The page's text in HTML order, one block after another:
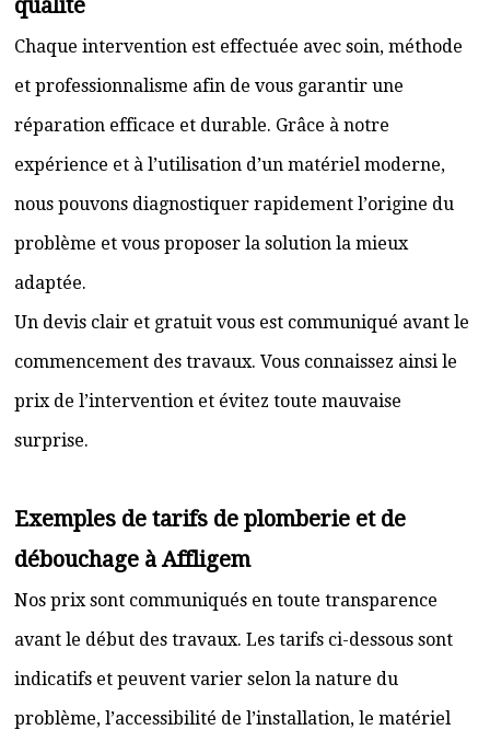
qualité
Chaque intervention est effectuée avec soin, méthode
et professionnalisme afin de vous garantir une
réparation efficace et durable. Grâce à notre
expérience et à l’utilisation d’un matériel moderne,
nous pouvons diagnostiquer rapidement l’origine du
problème et vous proposer la solution la mieux
adaptée.
Un devis clair et gratuit vous est communiqué avant le
commencement des travaux. Vous connaissez ainsi le
prix de l’intervention et évitez toute mauvaise
surprise.
Exemples de tarifs de plomberie et de
débouchage à Affligem
Nos prix sont communiqués en toute transparence
avant le début des travaux. Les tarifs ci-dessous sont
indicatifs et peuvent varier selon la nature du
problème, l’accessibilité de l’installation, le matériel